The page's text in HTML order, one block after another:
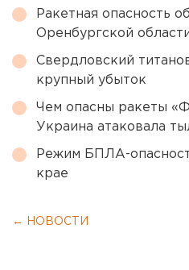
Ракетная опасность
Оренбургской
Свердловский
крупный убыток
Чем опасны ракеты
Украина атаковала
Режим БПЛА-
крае
← НОВОСТИ